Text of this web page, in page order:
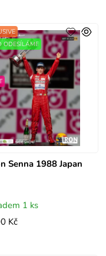
Senna 1988 Japan
ODESÍLÁME
1 ks
Kč